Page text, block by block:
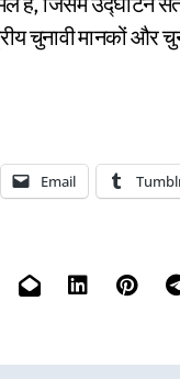
चुनावी मानकों और
Email